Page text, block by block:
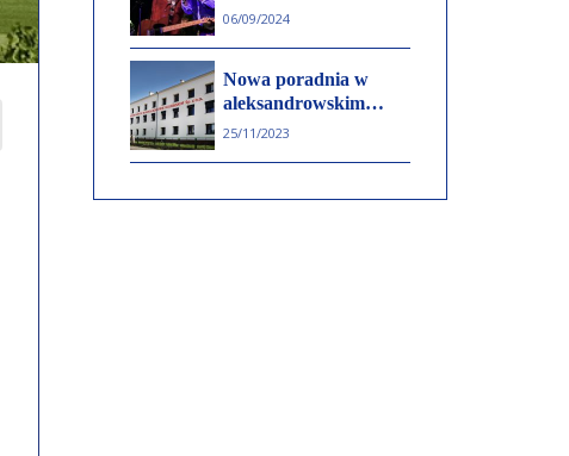
Sławek Wierzcholski
06/09/2024
Nowa poradnia w
aleksandrowskim
szpitalu. Seniorzy
25/11/2023